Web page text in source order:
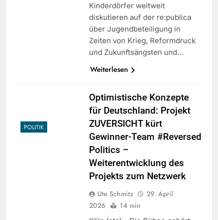
Kinderdörfer weltweit
diskutieren auf der re:publica
über Jugendbeteiligung in
Zeiten von Krieg, Reformdruck
und Zukunftsängsten und…
Weiterlesen
POLITIK
Optimistische Konzepte
für Deutschland: Projekt
ZUVERSICHT kürt
Gewinner-Team #Reversed
Politics –
Weiterentwicklung des
Projekts zum Netzwerk
Ute Schmitz
29. April
2026
14 min